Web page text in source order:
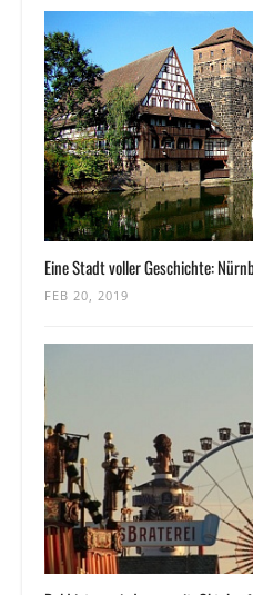
Eine Stadt voller Geschichte:
FEB 20, 2019